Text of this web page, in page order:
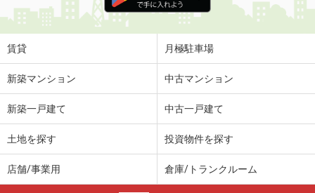
賃貸 月極駐車場
新築マンション 中古マンション
新築一戸建て 中古一戸建て
土地を探す 投資物件を探す
店舗/事業用 倉庫/トランクルーム